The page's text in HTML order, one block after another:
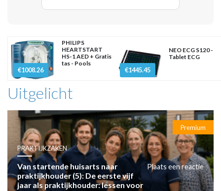
€1008.26
PHILIPS
HEARTSTART
HS-1 AED + Gratis
tas - Pools
€1445.45
NEO ECG S120 -
Tablet ECG
Uitgelicht
Premium
PRAKTIJKZAKEN
Van startende huisarts naar
praktijkhouder (5): De eerste vijf
jaar als praktijkhouder: lessen voor
Plaats een reactie